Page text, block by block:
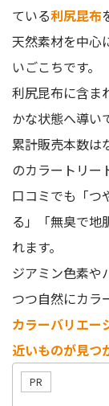
ている利尻昆布
天然素材を中心
いごこちです。
利尻昆布に含ま
かな状態へ導い
累計販売本数は
のカラートリー
口コミでも「つ
る」「無臭で地
れます。
ジアミン色素や
つつ自然にカラ
カラーバリエー
近いものが見つ